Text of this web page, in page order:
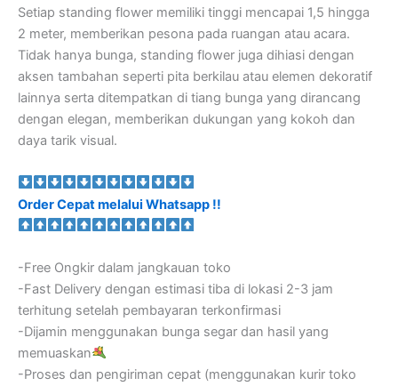
Setiap standing flower memiliki tinggi mencapai 1,5 hingga
2 meter, memberikan pesona pada ruangan atau acara.
Tidak hanya bunga, standing flower juga dihiasi dengan
aksen tambahan seperti pita berkilau atau elemen dekoratif
lainnya serta ditempatkan di tiang bunga yang dirancang
dengan elegan, memberikan dukungan yang kokoh dan
daya tarik visual.
Order Cepat melalui Whatsapp !!
-Free Ongkir dalam jangkauan toko
-Fast Delivery dengan estimasi tiba di lokasi 2-3 jam
terhitung setelah pembayaran terkonfirmasi
-Dijamin menggunakan bunga segar dan hasil yang
memuaskan
-Proses dan pengiriman cepat (menggunakan kurir toko